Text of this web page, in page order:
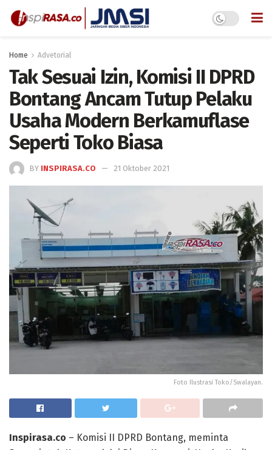
Home Advetorial
Tak Sesuai Izin, Komisi II DPRD
Bontang Ancam Tutup Pelaku
Usaha Modern Berkamuflase
Seperti Toko Biasa
BY INSPIRASA.CO 21 Oktober 2021
Foto Ilustrasi Toko/Swalayan.
Inspirasa.co – Komisi II DPRD Bontang, meminta